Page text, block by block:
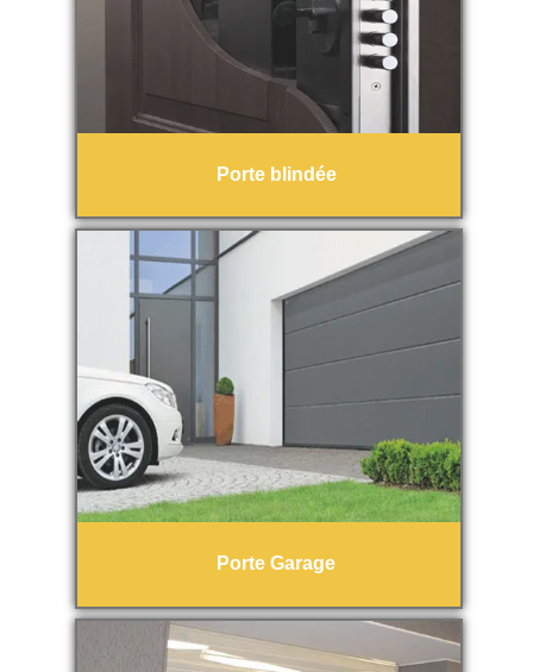
Porte blindée
Porte Garage